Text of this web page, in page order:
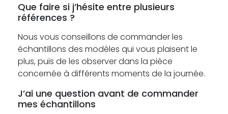
Que faire si j’hésite entre plusieurs
références ?
Nous vous conseillons de commander les
échantillons des modèles qui vous plaisent le
plus, puis de les observer dans la pièce
concernée à différents moments de la journée.
J’ai une question avant de commander
mes échantillons